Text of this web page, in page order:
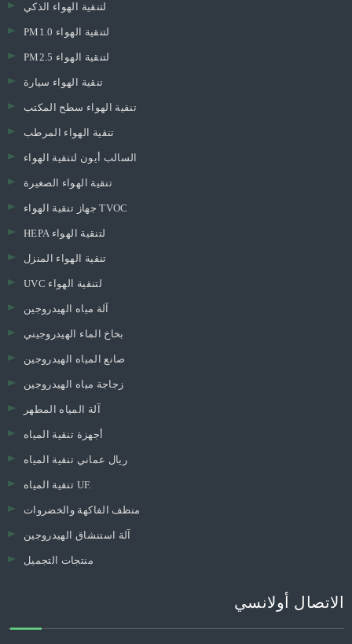
لتنقية الهواء الذكي
PM1.0 لتنقية الهواء
PM2.5 لتنقية الهواء
تنقية الهواء سيارة
تنقية الهواء سطح المكتب
تنقية الهواء المرطب
السالب أيون لتنقية الهواء
تنقية الهواء الصغيرة
جهاز تنقية الهواء TVOC
HEPA لتنقية الهواء
تنقية الهواء المنزل
UVC لتنقية الهواء
آلة مياه الهيدروجين
بخاخ الماء الهيدروجيني
صانع المياه الهيدروجين
زجاجة مياه الهيدروجين
آلة المياه المطهر
أجهزة تنقية المياه
ريال عماني تنقية المياه
تنقية المياه UF.
منظف ​​الفاكهة والخضروات
آلة استنشاق الهيدروجين
منتجات التجميل
الاتصال أولانسي